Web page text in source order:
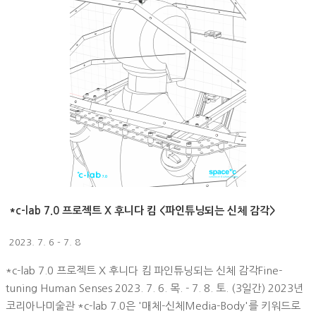
*c-lab 7.0 프로젝트 X 후니다 킴 <파인튜닝되는 신체 감각>
2023. 7. 6 - 7. 8
*c-lab 7.0 프로젝트 X 후니다 킴 파인튜닝되는 신체 감각Fine-
tuning Human Senses 2023. 7. 6. 목. - 7. 8. 토. (3일간) 2023년
코리아나미술관 *c-lab 7.0은 '매체-신체Media-Body'를 키워드로